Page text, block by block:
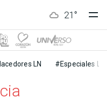
21 °
LN #Especiales LN